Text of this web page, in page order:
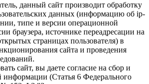
данный сайт производит обработку
данных (информацию об ip-
типе и версии операционной
браузера, источнике переадресации на
страницах пользователя) в
сайта и проведения
сайт, вы даете согласие на сбор и
информации (Статья 6 Федерального